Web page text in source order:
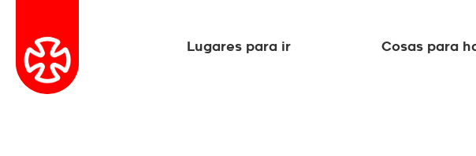
Lugares para ir Cosas para